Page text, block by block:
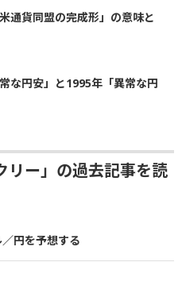
通貨同盟の完成形」の意味と
常な円安」と1995年「異常な円
リー」の過去記事を読
／円を予想する